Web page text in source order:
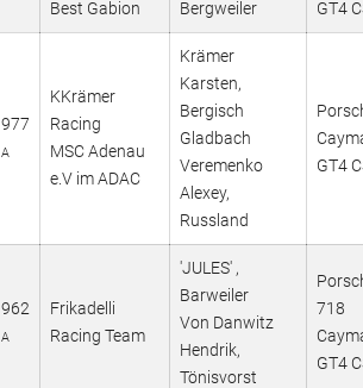
Best Gabion
Bergweiler
GT4
977
A
KKrämer
Racing
MSC Adenau
e.V im ADAC
Krämer
Karsten,
Bergisch
Gladbach
Veremenko
Alexey,
Russland
GT4
962
A
Frikadelli
Racing Team
'JULES' ,
Barweiler
Von Danwitz
Hendrik,
Tönisvorst
718
GT4